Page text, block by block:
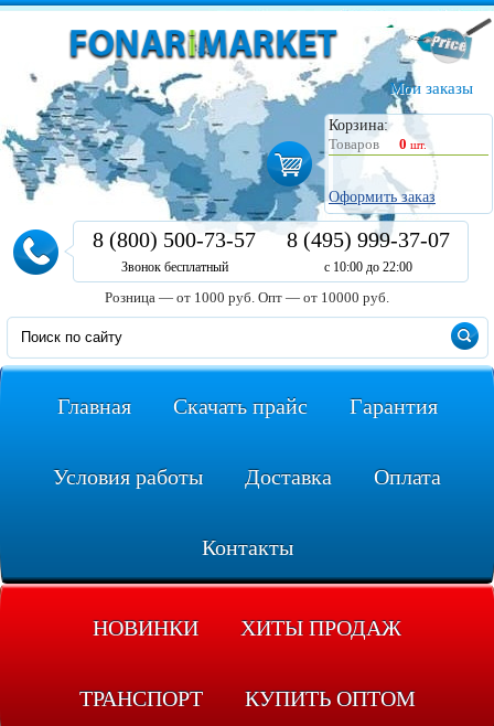
Мои заказы
Корзина:
Товаров
0 шт.
Оформить заказ
8 (800) 500-73-57
Звонок бесплатный
8 (495) 999-37-07
с 10:00 до 22:00
Розница — от 1000 руб. Опт — от 10000 руб.
Главная Скачать прайс Гарантия
Условия работы Доставка Оплата
Контакты
НОВИНКИ ХИТЫ ПРОДАЖ
ТРАНСПОРТ КУПИТЬ ОПТОМ